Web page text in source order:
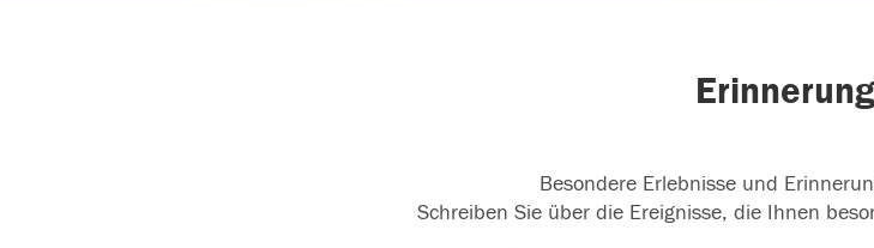
Besondere Erlebnisse und
Schreiben Sie über die Ereignisse, die Ihnen